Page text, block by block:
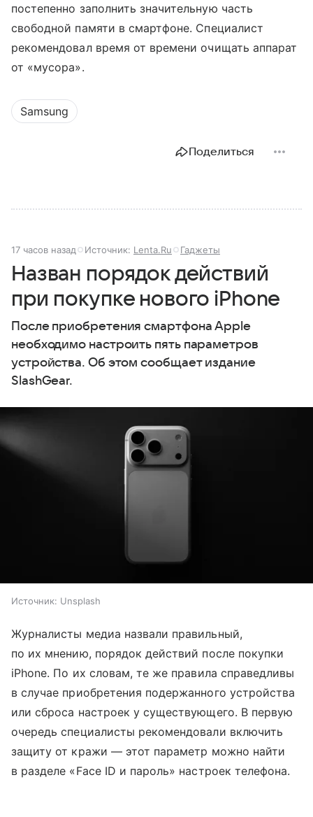
постепенно заполнить значительную часть
свободной памяти в смартфоне. Специалист
рекомендовал время от времени очищать аппарат
от «мусора».
Samsung
Поделиться
17 часов назад Источник: Lenta.Ru Гаджеты
Назван порядок действий
при покупке нового iPhone
После приобретения смартфона Apple
необходимо настроить пять параметров
устройства. Об этом сообщает издание
SlashGear.
Источник: Unsplash
Журналисты медиа назвали правильный,
по их мнению, порядок действий после покупки
iPhone. По их словам, те же правила справедливы
в случае приобретения подержанного устройства
или сброса настроек у существующего. В первую
очередь специалисты рекомендовали включить
защиту от кражи — этот параметр можно найти
в разделе «Face ID и пароль» настроек телефона.